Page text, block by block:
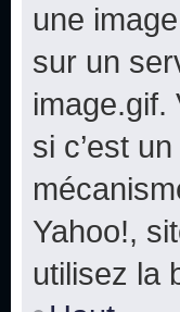
une
sur un
image.gif.
si c’est
Yahoo!,
utilisez la